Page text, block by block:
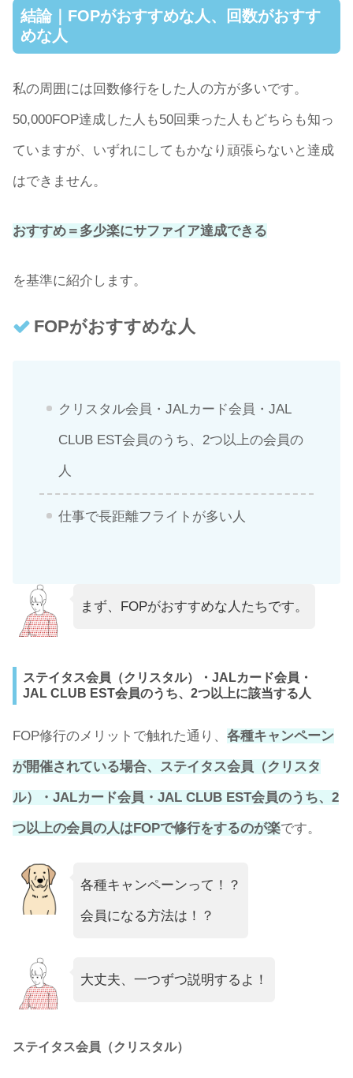
結論｜FOPがおすすめな人、回数がおすす
めな人
私の周囲には回数修行をした人の方が多いです。
50,000FOP達成した人も50回乗った人もどちらも知っ
ていますが、いずれにしてもかなり頑張らないと達成
はできません。
おすすめ＝多少楽にサファイア達成できる
を基準に紹介します。
FOPがおすすめな人
クリスタル会員・JALカード会員・JAL
CLUB EST会員のうち、2つ以上の会員の
人
仕事で長距離フライトが多い人
まず、FOPがおすすめな人たちです。
ステイタス会員（クリスタル）・JALカード会員・
JAL CLUB EST会員のうち、2つ以上に該当する人
FOP修行のメリットで触れた通り、 各種キャンペーン
が開催されている場合、ステイタス会員（クリスタ
ル）・JALカード会員・JAL CLUB EST会員のうち、2
つ以上の会員の人はFOPで修行をするのが楽です。
各種キャンペーンって！？
会員になる方法は！？
大丈夫、一つずつ説明するよ！
ステイタス会員（クリスタル）